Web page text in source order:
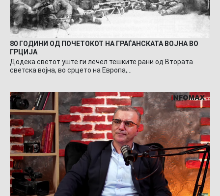
80 ГОДИНИ ОД ПОЧЕТОКОТ НА ГРАЃАНСКАТА ВОЈНА ВО
ГРЦИЈА
Додека светот уште ги лечел тешките рани од Втората
светска војна, во срцето на Европа,…